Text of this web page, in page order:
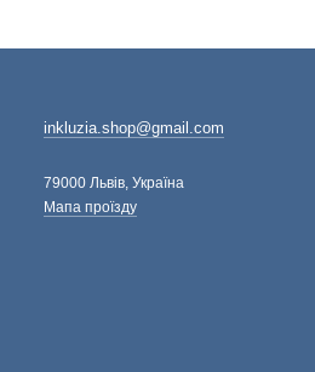
inkluzia.shop@gmail.com
79000 Львів, Україна
Мапа проїзду